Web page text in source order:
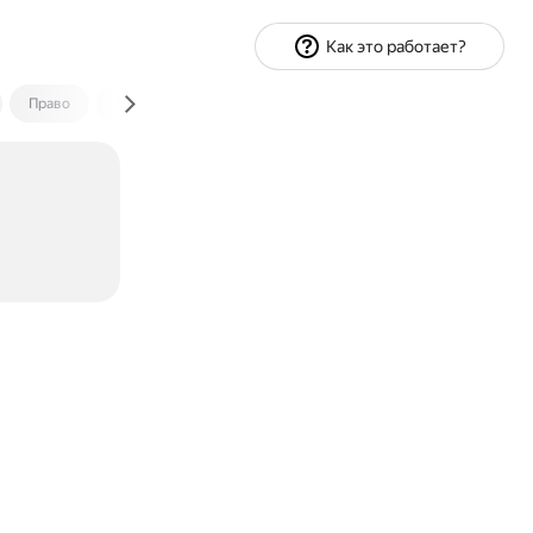
Право Экономика и финансы
Как это работает?